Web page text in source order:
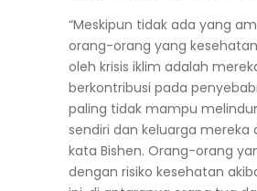
“Meskipun tidak ada yang
orang-orang yang
oleh krisis iklim adalah
berkontribusi pada
paling tidak mampu
sendiri dan keluarga mereka
kata Bishen. Orang-orang
dengan risiko kesehatan